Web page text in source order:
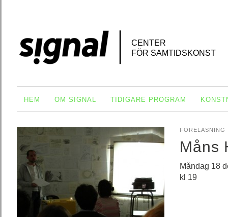
CENTER
FÖR SAMTIDSKONST
HEM OM SIGNAL TIDIGARE PROGRAM
FÖRELÄSNING
Måns
Måndag 18
kl 19